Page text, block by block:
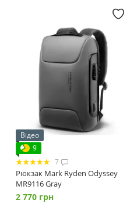
Відео
9
7
Рюкзак Mark Ryden Odyssey
MR9116 Gray
2 770 грн